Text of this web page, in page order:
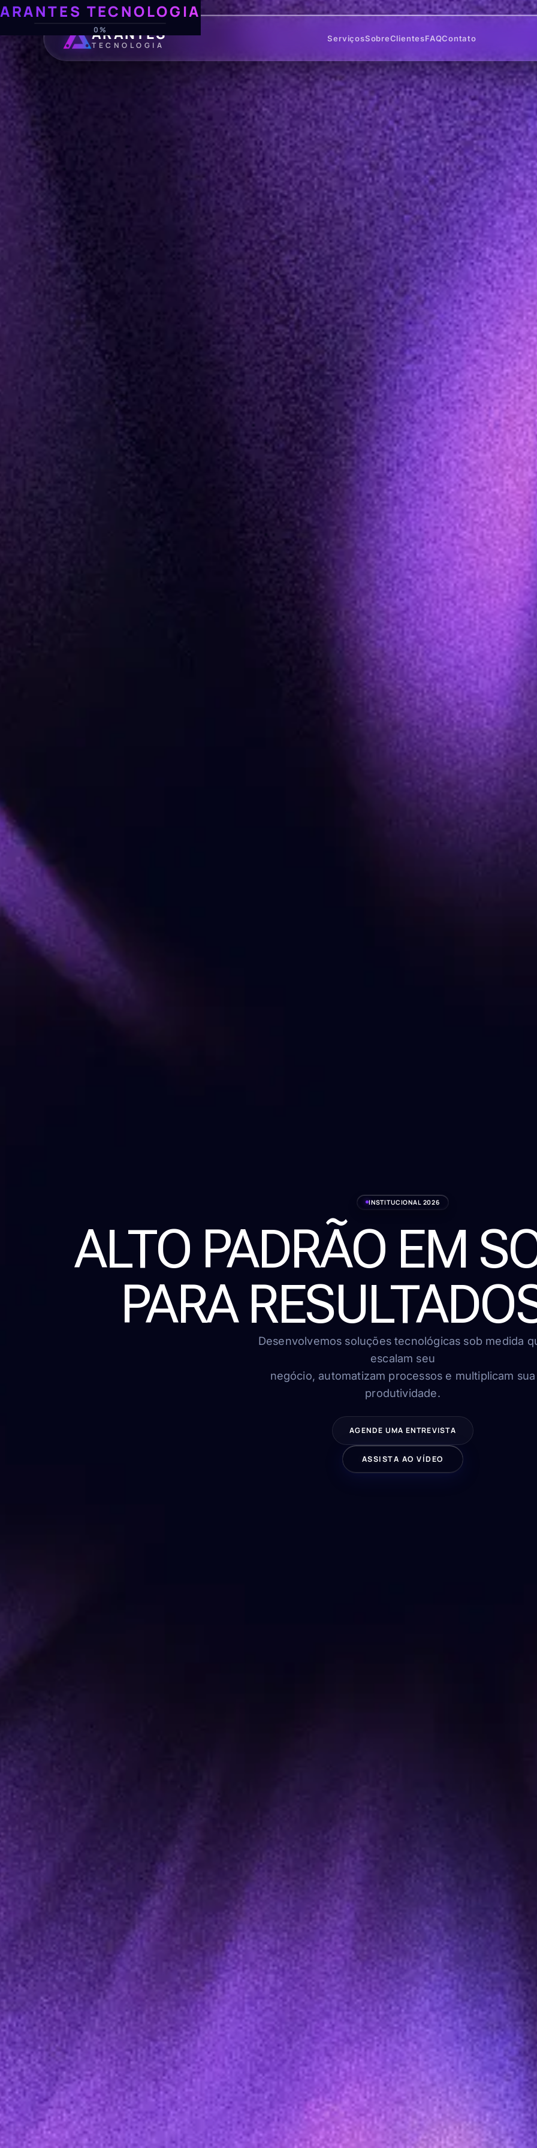
ARANTES TECNOLOGIA
0%
ARANTES
TECNOLOGIA
ServiçosSobreClientesFAQContato
INSTITUCIONAL 2026
ALTO PADRÃO EM
PARA
Desenvolvemos soluções tecnológicas sob medida
escalam seu
negócio, automatizam processos e multiplicam sua
produtividade.
AGENDE UMA ENTREVISTA
ASSISTA AO VÍDEO